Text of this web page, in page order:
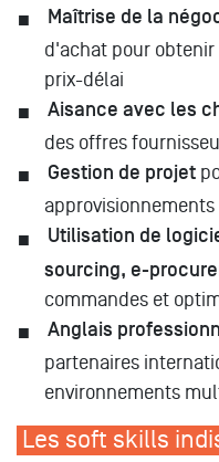
Maîtrise de la
d'achat pour
prix-délai
Aisance avec les
des offres
Gestion de projet
Utilisation de
sourcing, e-
commandes et
Anglais
partenaires
environnements
Les soft skills